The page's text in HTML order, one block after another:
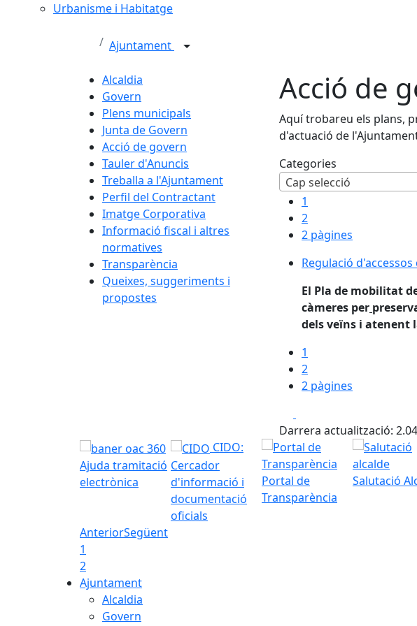
Urbanisme i Habitatge
Ajuntament
Alcaldia
Govern
Plens municipals
Junta de Govern
Acció de govern
Tauler d'Anuncis
Treballa a l'Ajuntament
Perfil del Contractant
Imatge Corporativa
Informació fiscal i altres
normatives
Transparència
Queixes, suggeriments i
propostes
Acció de
Aquí trobareu els plans,
d'actuació de
Categories
Cap selecció
1
2
2 pàgines
Regulació
El Pla de mobilitat
càmeres per
dels veïns i atenent
1
2
2 pàgines
Darrera actualització:
Ajuda tramitació
electrònica
CIDO:
Cercador
d'informació i
documentació
oficials
Portal de
Transparència
Salutació
AnteriorSegüent
1
2
Ajuntament
Alcaldia
Govern